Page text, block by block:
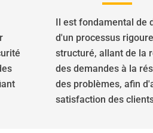
Il est fondamental de
d'un processus
structuré, allant de la
des demandes à la
des problèmes, afin
satisfaction des